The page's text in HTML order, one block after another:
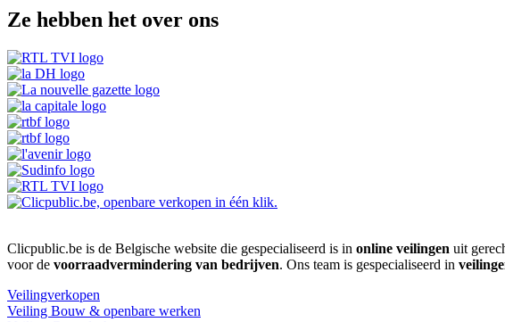
Ze hebben het over ons
Clicpublic.be is de Belgische website die gespecialiseerd is in online veilingen uit
voor de voorraadvermindering van bedrijven. Ons team is gespecialiseerd in
Veilingverkopen
Veiling Bouw & openbare werken